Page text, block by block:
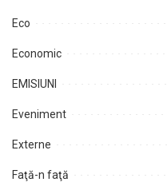
Eco
Economic
EMISIUNI
Eveniment
Externe
Faţă-n faţă